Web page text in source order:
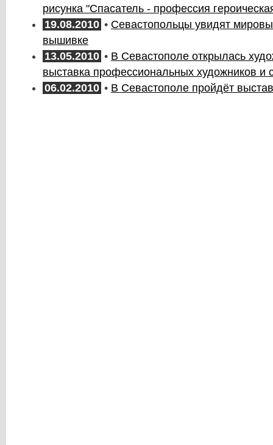
рисунка "Спасатель - профессия
19.08.2010 • Севастопольцы увидят
вышивке
13.05.2010 • В Севастополе открылась
выставка профессиональных художников и
06.02.2010 • В Севастополе пройдёт